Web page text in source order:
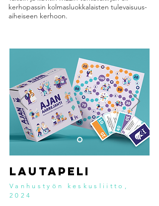
kerhopassin kolmasluokkalaisten tulevaisuus-
aiheiseen kerhoon.
Vanhustyön keskusliitto,
2024
LAUTAPELI